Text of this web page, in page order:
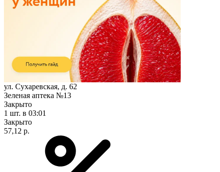
ул. Сухаревская, д. 62
Зеленая аптека №13
Закрыто
1 шт. в 03:01
Закрыто
57,12 р.